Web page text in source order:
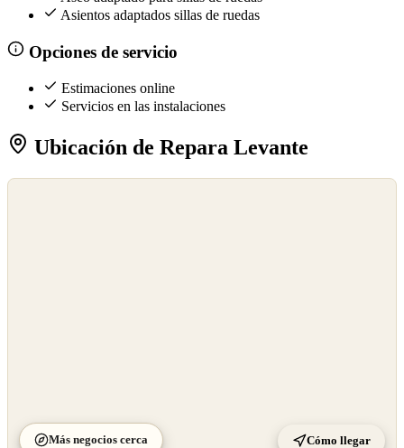
Asientos adaptados sillas de ruedas
Opciones de servicio
Estimaciones online
Servicios en las instalaciones
Ubicación de Repara Levante
Más negocios cerca Cómo llegar